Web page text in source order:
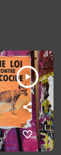
play_arrow